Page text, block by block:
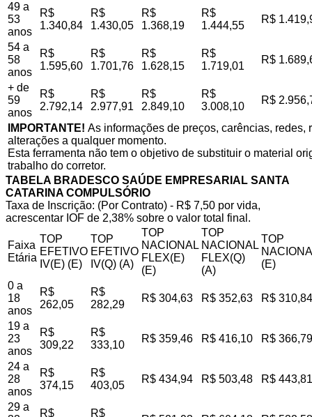
49 a
53
anos
R$
1.340,84
R$
1.430,05
R$
1.368,19
R$
1.444,55
R$
54 a
58
anos
R$
1.595,60
R$
1.701,76
R$
1.628,15
R$
1.719,01
R$
+ de
59
anos
R$
2.792,14
R$
2.977,91
R$
2.849,10
R$
3.008,10
R$
IMPORTANTE! As informações de preços, carências,
alterações a qualquer momento.
Esta ferramenta não tem o objetivo de substituir o material
trabalho do corretor.
TABELA BRADESCO SAÚDE EMPRESARIAL SANTA
CATARINA COMPULSÓRIO
Taxa de Inscrição: (Por Contrato) - R$ 7,50 por vida,
acrescentar IOF de 2,38% sobre o valor total final.
Faixa
Etária
TOP
EFETIVO
IV(E) (E)
TOP
EFETIVO
IV(Q) (A)
TOP
NACIONAL
FLEX(E)
(E)
TOP
NACIONAL
FLEX(Q)
(A)
TOP
(E)
0 a
18
anos
R$
262,05
R$
282,29
R$ 304,63 R$ 352,63 R$ 310,84
19 a
23
anos
R$
309,22
R$
333,10
R$ 359,46 R$ 416,10 R$ 366,79
24 a
28
anos
R$
374,15
R$
403,05
R$ 434,94 R$ 503,48 R$ 443,81
29 a
R$ R$